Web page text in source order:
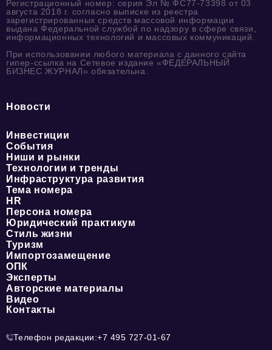
Регистрационный номер: серия Эл № ФС77-73398 от 03
августа 2018 г. согласно выписке из реестра
зарегистрированных средств массовой информации
выдана Федеральной службой по надзору в сфере связи,
информационных технологий и массовых коммуникаций.
При использовании любого материала с данного сайта
гипер-ссылка на Сетевое издание «ФЕДЕРАЛЬНЫЙ
БИЗНЕС ЖУРНАЛ» обязательна.
Новости
Инвестиции
События
Ниши и рынки
Технологии и тренды
Инфраструктура развития
Тема номера
HR
Персона номера
Юридический практикум
Стиль жизни
Туризм
Импортозамещение
ОПК
Эксперты
Авторские материалы
Видео
Контакты
Телефон редакции:+7 495 727-01-67